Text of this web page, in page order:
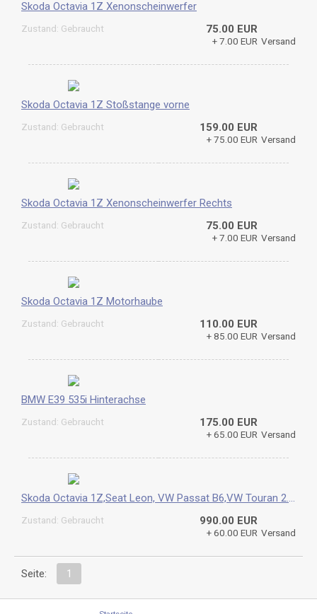
Skoda Octavia 1Z Xenonscheinwerfer
Zustand: Gebraucht 75.00 EUR
+ 7.00 EUR Versand
Skoda Octavia 1Z Stoßstange vorne
Zustand: Gebraucht 159.00 EUR
+ 75.00 EUR Versand
Skoda Octavia 1Z Xenonscheinwerfer Rechts
Zustand: Gebraucht 75.00 EUR
+ 7.00 EUR Versand
Skoda Octavia 1Z Motorhaube
Zustand: Gebraucht 110.00 EUR
+ 85.00 EUR Versand
BMW E39 535i Hinterachse
Zustand: Gebraucht 175.00 EUR
+ 65.00 EUR Versand
Skoda Octavia 1Z,Seat Leon, VW Passat B6,VW Touran 2.0TDI Motor
Zustand: Gebraucht 990.00 EUR
+ 60.00 EUR Versand
Seite: 1